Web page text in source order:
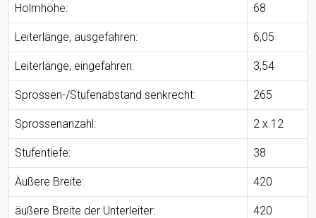
Holmhöhe: 68
Leiterlänge, ausgefahren: 6,05
Leiterlänge, eingefahren: 3,54
Sprossen-/Stufenabstand senkrecht: 265
Sprossenanzahl: 2 x 12
Stufentiefe: 38
Äußere Breite: 420
äußere Breite der Unterleiter: 420